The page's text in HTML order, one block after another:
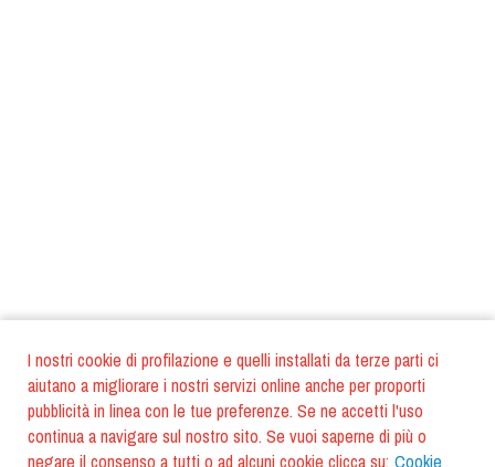
I nostri cookie di profilazione e quelli installati da terze parti ci
aiutano a migliorare i nostri servizi online anche per proporti
pubblicità in linea con le tue preferenze. Se ne accetti l'uso
continua a navigare sul nostro sito. Se vuoi saperne di più o
negare il consenso a tutti o ad alcuni cookie clicca su: Cookie